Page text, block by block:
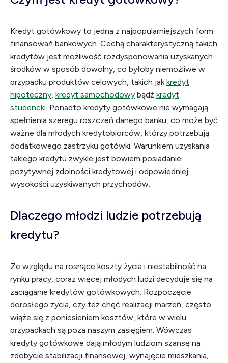
Kredyt gotówkowy to jedna z najpopularniejszych form
finansowań bankowych. Cechą charakterystyczną takich
kredytów jest możliwość rozdysponowania uzyskanych
środków w sposób dowolny, co byłoby niemożliwe w
przypadku produktów celowych, takich jakkredyt
hipoteczny, kredyt samochodowy bądź kredyt
studencki. Ponadto kredyty gotówkowe nie wymagają
spełnienia szeregu roszczeń danego banku, co może być
ważne dla młodych kredytobiorców, którzy potrzebują
dodatkowego zastrzyku gotówki. Warunkiem uzyskania
takiego kredytu zwykle jest bowiem posiadanie
pozytywnej zdolności kredytowej i odpowiedniej
wysokości uzyskiwanych przychodów.
Dlaczego młodzi ludzie potrzebują
kredytu?
Ze względu na rosnące koszty życia i niestabilność na
rynku pracy, coraz więcej młodych ludzi decyduje się na
zaciąganie kredytów gotówkowych. Rozpoczęcie
dorosłego życia, czy też chęć realizacji marzeń, często
wiąże się z poniesieniem kosztów, które w wielu
przypadkach są poza naszym zasięgiem. Wówczas
kredyty gotówkowe dają młodym ludziom szansę na
zdobycie stabilizacji finansowej, wynajęcie mieszkania,